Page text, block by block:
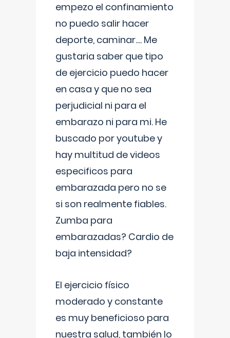
empezo el confinamiento
no puedo salir hacer
deporte, caminar.... Me
gustaria saber que tipo
de ejercicio puedo hacer
en casa y que no sea
perjudicial ni para el
embarazo ni para mi. He
buscado por youtube y
hay multitud de videos
especificos para
embarazada pero no se
si son realmente fiables.
Zumba para
embarazadas? Cardio de
baja intensidad?
El ejercicio físico
moderado y constante
es muy beneficioso para
nuestra salud, también lo